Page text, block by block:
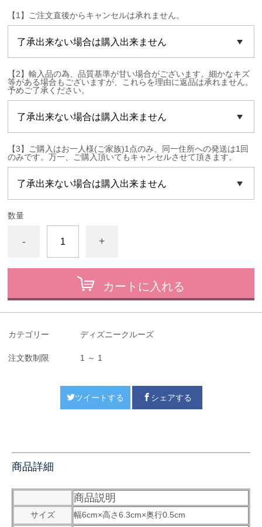
【1】ご注文直後からキャンセルは承れません。
【2】輸入品の為、品質基準が甘い場合がございます。細かなキズ
等がある場合もございますが、これらを理由に返品は承れません。
予めご了承ください。
【3】ご購入はお一人様(ご家族)1点のみ、同一住所への発送は1回
のみです。万一、ご購入頂いてもキャンセルさせて頂きます。
数量
- +
カートに入れる
カテゴリー ディズニークルーズ
注文数制限 1 ～ 1
ツイートする シェアする
商品詳細
商品説明
サイズ
幅6cm×高さ6.3cm×奥行0.5cm